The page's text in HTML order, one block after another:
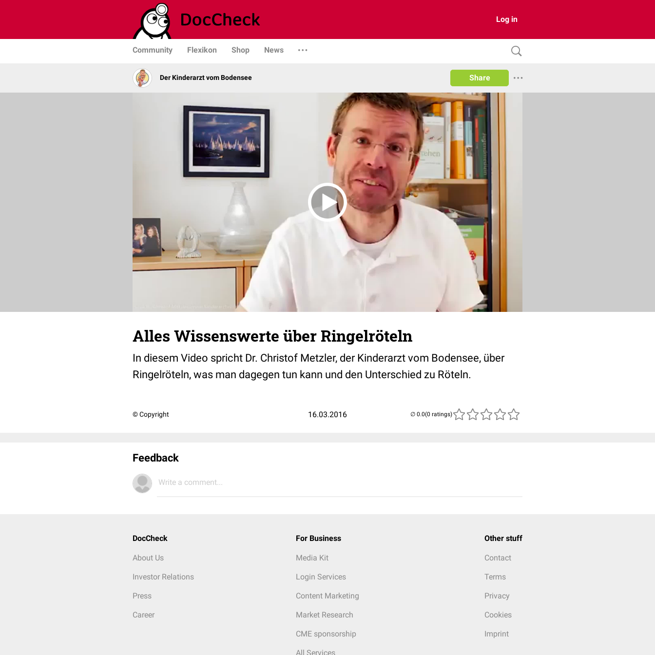
Log in
Community Flexikon Shop News
Der Kinderarzt vom Bodensee Share
Alles Wissenswerte über Ringelröteln
In diesem Video spricht Dr. Christof Metzler, der Kinderarzt vom Bodensee, über
Ringelröteln, was man dagegen tun kann und den Unterschied zu Röteln.
© Copyright 16.03.2016 (0 ratings)
Feedback
Write a comment...
DocCheck
About Us
Investor Relations
Press
Career
For Business
Media Kit
Login Services
Content Marketing
Market Research
CME sponsorship
All Services
Other stuff
Contact
Terms
Privacy
Cookies
Imprint